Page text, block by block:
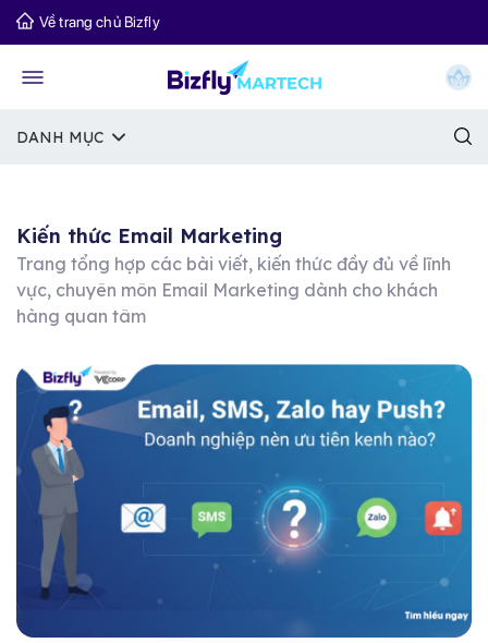
Về trang chủ Bizfly
DANH MỤC
Kiến thức Email Marketing
Trang tổng hợp các bài viết, kiến thức đầy đủ về lĩnh
vực, chuyên môn Email Marketing dành cho khách
hàng quan tâm